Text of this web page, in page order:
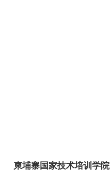
柬埔寨国家技术培训学院